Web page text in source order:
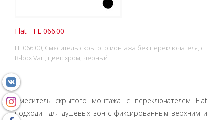
Flat - FL 066.00
FL 066.00, Смеситель скрытого монтажа без переключателя, с
R-box Vari, цвет: хром, черный
Смеситель скрытого монтажа с переключателем Flat
подходит для душевых зон с фиксированным верхним и